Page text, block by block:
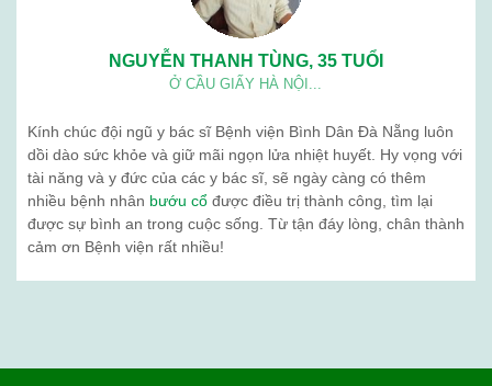
NGUYỄN THANH TÙNG, 35 TUỔI
Ở CẦU GIẤY HÀ NỘI...
Kính chúc đội ngũ y bác sĩ Bệnh viện Bình Dân Đà Nẵng luôn
dồi dào sức khỏe và giữ mãi ngọn lửa nhiệt huyết. Hy vọng với
tài năng và y đức của các y bác sĩ, sẽ ngày càng có thêm
nhiều bệnh nhân bướu cổ được điều trị thành công, tìm lại
được sự bình an trong cuộc sống. Từ tận đáy lòng, chân thành
cảm ơn Bệnh viện rất nhiều!